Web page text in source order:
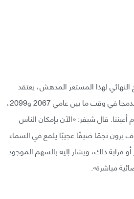
النهائي لهذا المستعر المدهش، يعتقد
الفريق أن النجمين سوف يندمجا في وقت ما بين عامي 2067 و2099،
أعيننا. قال شيفر: «الآن بإمكان الناس
يرون نجمًا ضيفًا عجيبًا يلمع في السماء
قرابة ذلك، ويشار إليه بالسهم الموجود
مباشرة».